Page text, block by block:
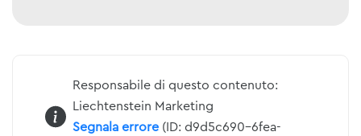
Responsabile di questo contenuto:
Liechtenstein Marketing
Segnala errore (ID: d9d5c690-6fea-